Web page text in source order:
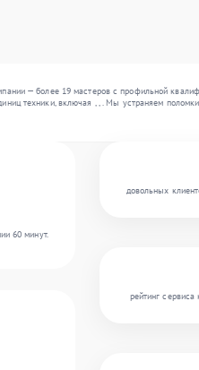
— более 19 мастеров с профильной
техники, включая , , . Мы устраняем
60 минут.
довольных
рейтинг